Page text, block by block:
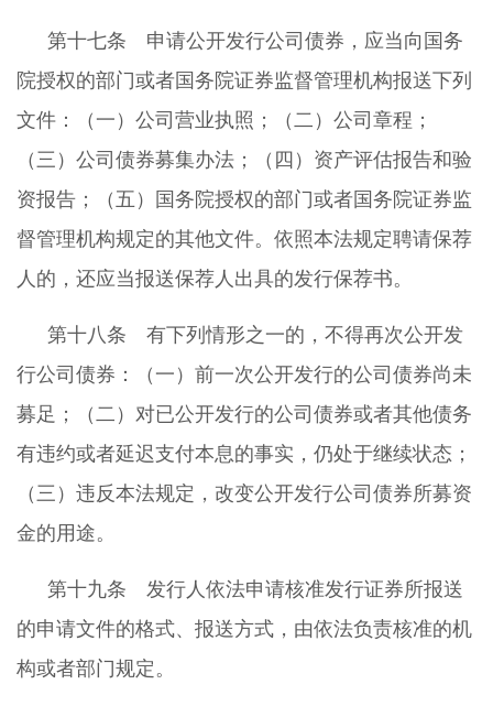
第十七条 申请公开发行公司债券，应当向国务
院授权的部门或者国务院证券监督管理机构报送下列
文件：（一）公司营业执照；（二）公司章程；
（三）公司债券募集办法；（四）资产评估报告和验
资报告；（五）国务院授权的部门或者国务院证券监
督管理机构规定的其他文件。依照本法规定聘请保荐
人的，还应当报送保荐人出具的发行保荐书。
第十八条 有下列情形之一的，不得再次公开发
行公司债券：（一）前一次公开发行的公司债券尚未
募足；（二）对已公开发行的公司债券或者其他债务
有违约或者延迟支付本息的事实，仍处于继续状态；
（三）违反本法规定，改变公开发行公司债券所募资
金的用途。
第十九条 发行人依法申请核准发行证券所报送
的申请文件的格式、报送方式，由依法负责核准的机
构或者部门规定。